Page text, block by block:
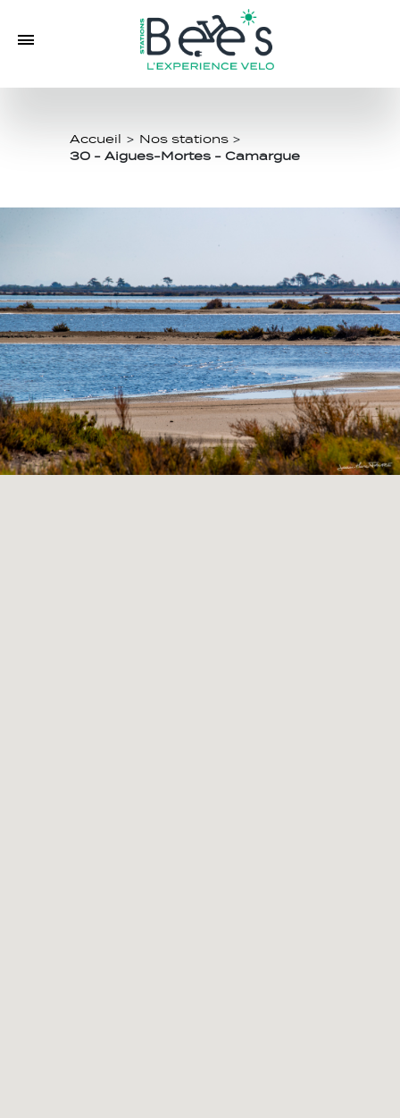
Accueil > Nos stations >
30 - Aigues-Mortes - Camargue